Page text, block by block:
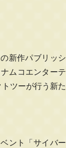
新作パブリッシ
ムコエンターテ
ツーが行う新た
ント「サイバー